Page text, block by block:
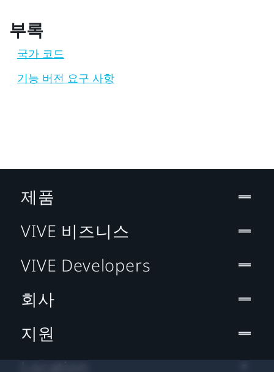
부록
국가 코드
기능 버전 요구 사항
제품
VIVE 비즈니스
VIVE Developers
회사
지원
Location